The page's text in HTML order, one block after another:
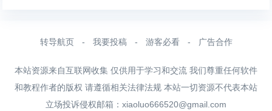
转导航页 - 我要投稿 - 游客必看 - 广告合作
本站资源来自互联网收集 仅供用于学习和交流 我们尊重任何软件
和教程作者的版权 请遵循相关法律法规 本站一切资源不代表本站
立场投诉侵权邮箱： xiaoluo666520@gmail.com